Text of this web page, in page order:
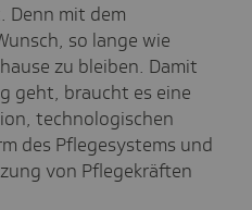
Denn mit dem
so lange wie
zu bleiben. Damit
geht, braucht es eine
technologischen
des Pflegesystems und
von Pflegekräften